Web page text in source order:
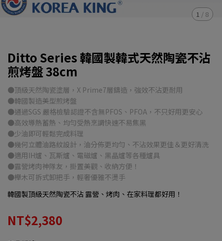
1 / 8
Ditto Series 韓國製韓式天然陶瓷不沾
煎烤盤 38cm
●頂級天然陶瓷塗層，X Prime7層鑄造，強效不沾更耐用
●韓國製造美型煎烤盤
●通過SGS 嚴格檢驗認證不含無PFOS、PFOA，不只好用更安心
●高效導熱蓄熱、均勻受熱烹調快速不易焦黑
●少油即可輕鬆完成料理
●幾何立體油路紋設計，油分佈更均勻、不沾效果更佳＆更好清洗
●適用IH爐、瓦斯爐、電磁爐、黑晶爐等各種爐具
●露營烤肉神隊友，掛置美觀、收納方便！
●櫸木可拆式卸把手，輕奢優雅不燙手
韓國製頂級天然陶瓷不沾 露營、烤肉、在家料理都好用！
NT$2,380